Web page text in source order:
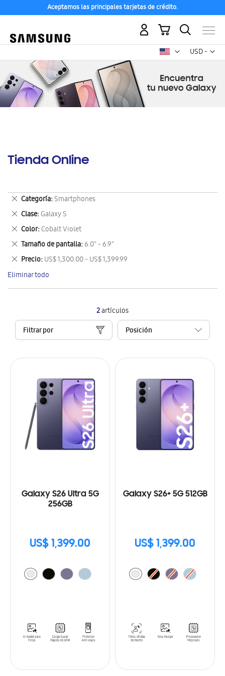
Aceptamos las principales tarjetas de crédito.
USD -
dólar
Mi carrito
Tienda Online
2artículos
Filtrar por
Galaxy S26 Ultra 5G
256GB
US$ 1,399.00
Galaxy S26+ 5G 512GB
US$ 1,399.00
Categoría Smartphones
Eliminar
este
artículo
Clase Galaxy S
Eliminar
este
artículo
Color Cobalt Violet
Eliminar
este
artículo
Tamaño de pantalla 6.0" - 6.9"
Eliminar
este
artículo
Precio US$ 1,300.00 - US$ 1,399.99
Eliminar
este
artículo
Eliminar todo